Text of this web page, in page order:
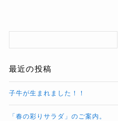
最近の投稿
子牛が生まれました！！
「春の彩りサラダ」のご案内。